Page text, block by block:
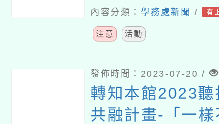
內容分類： 學務處新聞 / 有
注意 活動
發佈時間：2023-07-20 /
轉知本館2023
共融計畫-「一